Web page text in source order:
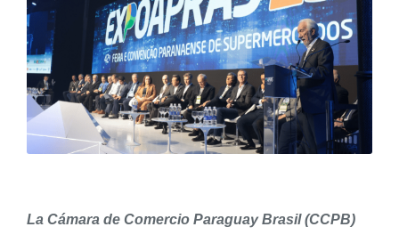
La Cámara de Comercio Paraguay Brasil (CCPB)